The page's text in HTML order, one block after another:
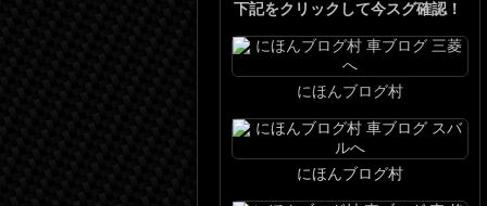
下記をクリックして今スグ確認！
にほんブログ村
にほんブログ村